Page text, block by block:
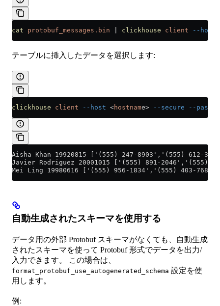
cat protobuf_messages.bin clickhouse client --host
テーブルに挿入したデータを選択します:
clickhouse client --host <hostname> --secure --
Aisha Khan 19920815 ['(555) 247-8903','(555) 612-
Javier Rodriguez 20001015 ['(555) 891-2046','(555)
Mei Ling 19980616 ['(555) 956-1834','(555) 403-7682']
自動生成されたスキーマを使用する
データ用の外部 Protobuf スキーマがなくても、自動生成
されたスキーマを使って Protobuf 形式でデータを出力/
入力できます。 この場合は、
format_protobuf_use_autogenerated_schema 設定を使
用します。
例: